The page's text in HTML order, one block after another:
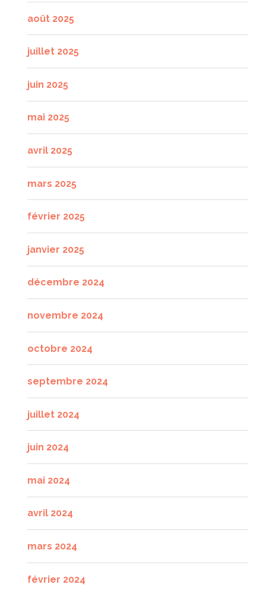
août 2025
juillet 2025
juin 2025
mai 2025
avril 2025
mars 2025
février 2025
janvier 2025
décembre 2024
novembre 2024
octobre 2024
septembre 2024
juillet 2024
juin 2024
mai 2024
avril 2024
mars 2024
février 2024